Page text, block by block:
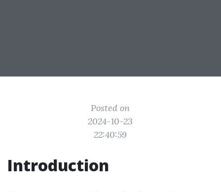
Posted on
2024-10-23
22:40:59
Introduction